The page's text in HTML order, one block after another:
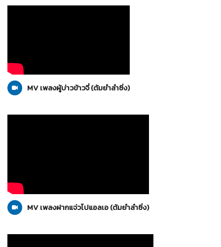
29-02-2555
MV เพลงผู้บ่าวข้าวจี่ (ต้มยำลำซิ่ง)
29-02-2555
MV เพลงฝากแจ่วไปแอลเอ (ต้มยำลำซิ่ง)